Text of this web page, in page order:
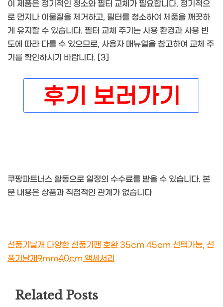
이 제품은 정기적인 청소와 필터 교체가 필요합니다. 정기적으
로 먼지나 이물질을 제거하고, 필터를 청소하여 제품을 깨끗하
게 유지할 수 있습니다. 필터 교체 주기는 사용 환경과 사용 빈
도에 따라 다를 수 있으므로, 사용자 매뉴얼을 참고하여 교체 주
기를 확인하시기 바랍니다. [3]
쿠팡파트너스 활동으로 일정의 수수료를 받을 수 있습니다. 본
문 내용은 상품과 직접적인 관계가 없습니다
선풍기날개 다양한 선풍기팬 호환 35cm 45cm 선택가능, 선
풍기날개9mm40cm 액세서리
Related Posts